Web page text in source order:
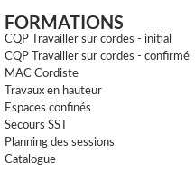
FORMATIONS
CQP Travailler sur cordes - initial
CQP Travailler sur cordes - confirmé
MAC Cordiste
Travaux en hauteur
Espaces confinés
Secours SST
Planning des sessions
Catalogue